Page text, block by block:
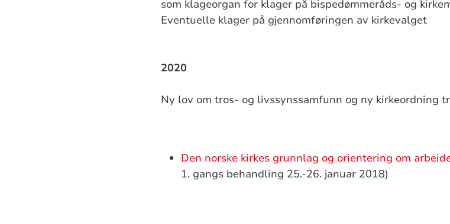
som klageorgan for klager på bispedømmeråds- og
Eventuelle klager på gjennomføringen av kirkevalget
2020
Ny lov om tros- og livssynssamfunn og ny kirkeordning
Den norske kirkes grunnlag og orientering om
1. gangs behandling 25.-26. januar 2018)